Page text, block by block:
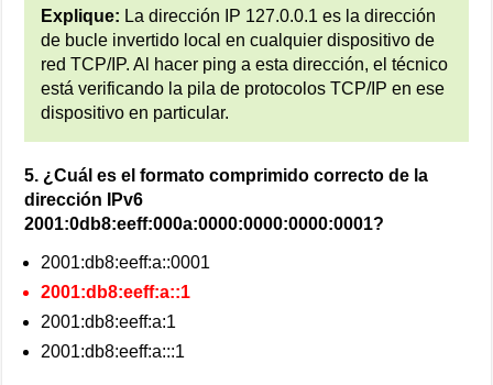
Explique: La dirección IP 127.0.0.1 es la dirección
de bucle invertido local en cualquier dispositivo de
red TCP/IP. Al hacer ping a esta dirección, el técnico
está verificando la pila de protocolos TCP/IP en ese
dispositivo en particular.
5. ¿Cuál es el formato comprimido correcto de la
dirección IPv6
2001:0db8:eeff:000a:0000:0000:0000:0001?
2001:db8:eeff:a::0001
2001:db8:eeff:a::1
2001:db8:eeff:a:1
2001:db8:eeff:a:::1